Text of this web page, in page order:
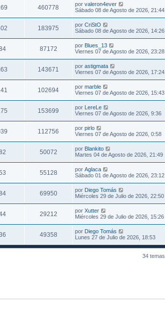
460778 por valeron4ever
Sábado 08 de Agosto de 2026, 21:44
183975 por CriStO
Sábado 08 de Agosto de 2026, 14:26
87172 por Blues_13
Viernes 07 de Agosto de 2026, 23:28
143671 por astigmata
Viernes 07 de Agosto de 2026, 17:24
102694 por marble
Viernes 07 de Agosto de 2026, 15:43
153699 por LereLe
Viernes 07 de Agosto de 2026, 9:36
112756 por pirlo
Viernes 07 de Agosto de 2026, 0:58
50072 por Blankito
Martes 04 de Agosto de 2026, 21:49
55128 por Aglaca
Sábado 01 de Agosto de 2026, 23:12
69950 por Diego Tomás
Miércoles 29 de Julio de 2026, 22:50
29212 por Xutter
Miércoles 29 de Julio de 2026, 15:26
49358 por Diego Tomás
Lunes 27 de Julio de 2026, 18:53
34 temas